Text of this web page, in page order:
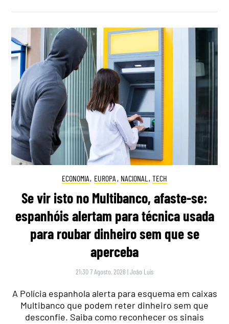
ECONOMIA, EUROPA , NACIONAL , TECH
Se vir isto no Multibanco, afaste-se:
espanhóis alertam para técnica usada
para roubar dinheiro sem que se
aperceba
21:30 7 Agosto, 2026 |João Luís
A Polícia espanhola alerta para esquema em caixas
Multibanco que podem reter dinheiro sem que
desconfie. Saiba como reconhecer os sinais